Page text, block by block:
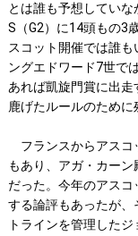
とは誰も予想してい
S（G2）に14頭もの3
スコット開催では誰
ングエドワード7世で
あれば凱旋門賞に出
鹿げたルールのために
フランスからアスコ
もあり、アガ・カー
だった。今年のアス
する論評もあったが
トラインを管理した